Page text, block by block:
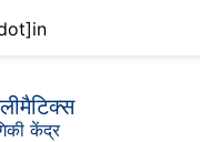
केंद्र